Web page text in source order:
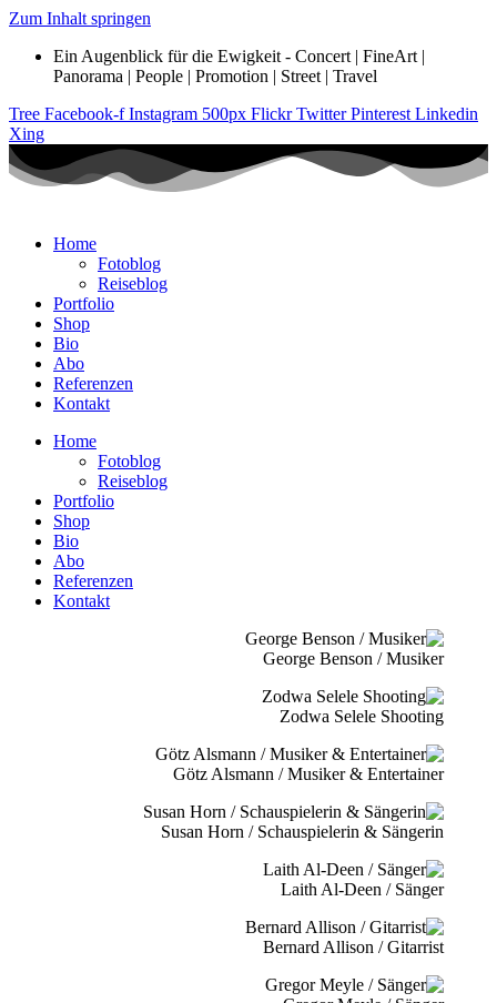
Zum Inhalt springen
Ein Augenblick für die Ewigkeit - Concert | FineArt |
Panorama | People | Promotion | Street | Travel
Tree Facebook-f Instagram 500px Flickr Twitter Pinterest Linkedin
Xing
Home
Fotoblog
Reiseblog
Portfolio
Shop
Bio
Abo
Referenzen
Kontakt
Home
Fotoblog
Reiseblog
Portfolio
Shop
Bio
Abo
Referenzen
Kontakt
George Benson / Musiker
Zodwa Selele Shooting
Götz Alsmann / Musiker & Entertainer
Susan Horn / Schauspielerin & Sängerin
Laith Al-Deen / Sänger
Bernard Allison / Gitarrist